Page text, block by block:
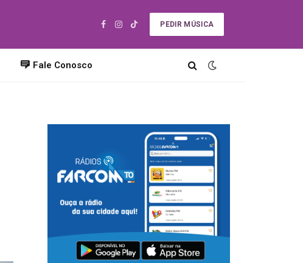
Facebook
Instagram
TikTok
PEDIR MÚSICA
Fale Conosco